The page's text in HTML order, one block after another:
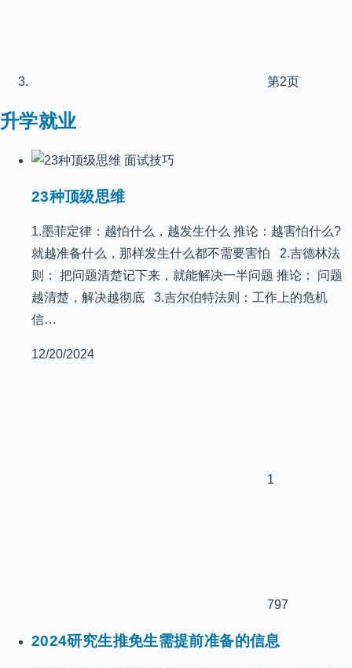
第2页
升学就业
面试技巧
23种顶级思维
1.墨菲定律：越怕什么，越发生什么 推论：越害怕什么?
就越准备什么，那样发生什么都不需要害怕 2.吉德林法
则： 把问题清楚记下来，就能解决一半问题 推论： 问题
越清楚，解决越彻底 3.吉尔伯特法则：工作上的危机
信…
12/20/2024
1
797
2024研究生推免生需提前准备的信息